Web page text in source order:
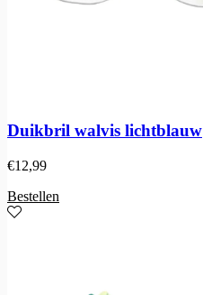
Duikbril walvis lichtblauw
€12,99
Bestellen